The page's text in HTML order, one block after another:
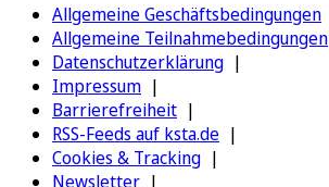
Allgemeine Geschäftsbedingungen
Allgemeine Teilnahmebedingungen
Datenschutzerklärung
Impressum
Barrierefreiheit
RSS-Feeds auf ksta.de
Cookies & Tracking
Newsletter